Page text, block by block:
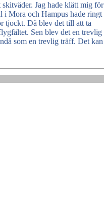
Jag hade klätt mig för
i Mora och Hampus hade ringt
tjockt. Då blev det till att ta
Sen blev det en trevlig
som en trevlig träff. Det kan